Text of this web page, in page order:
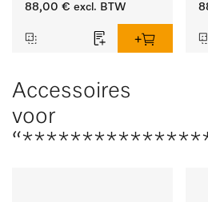
bestek en glazen.
88,00 € excl. BTW
Accessoires
voor